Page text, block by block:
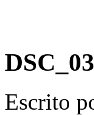
Escrito